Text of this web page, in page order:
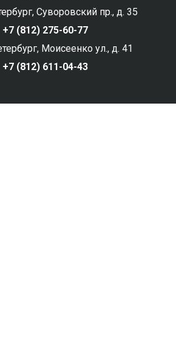
Суворовский пр., д. 35
+7 (812) 275-60-77
Моисеенко ул., д. 41
+7 (812) 611-04-43